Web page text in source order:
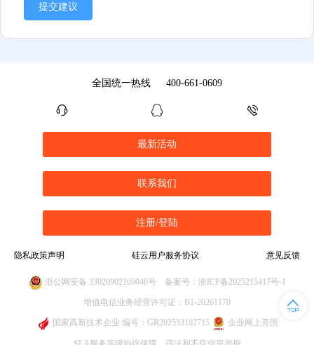
提交建议
全国统一热线 400-661-0609
最新活动
联系我们
注册/登陆
隐私政策声明 硅云用户服务协议 意见反馈
浙公网安备 33020902169046号 备案号：浙ICP备2025215417号-1
增值电信业务经营许可证：B1-20261170
国家高新技术企业 编号：GR202533102715 企业网上亮照